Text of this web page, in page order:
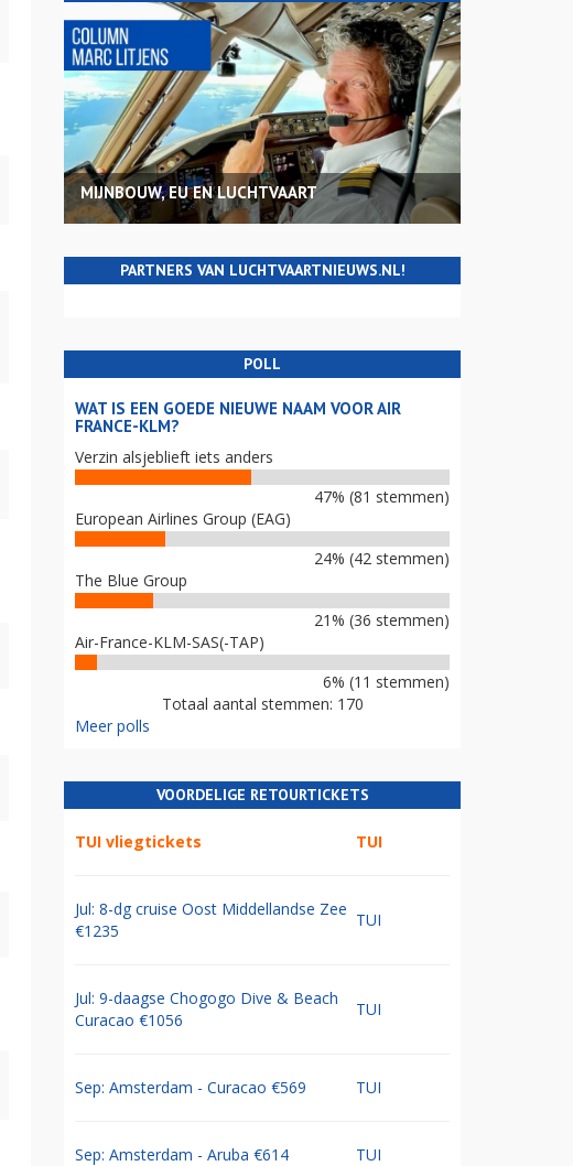
MIJNBOUW, EU EN LUCHTVAART
PARTNERS VAN LUCHTVAARTNIEUWS.NL!
POLL
WAT IS EEN GOEDE NIEUWE NAAM VOOR AIR
FRANCE-KLM?
Verzin alsjeblieft iets anders
47% (81 stemmen)
European Airlines Group (EAG)
24% (42 stemmen)
The Blue Group
21% (36 stemmen)
Air-France-KLM-SAS(-TAP)
6% (11 stemmen)
Totaal aantal stemmen: 170
Meer polls
VOORDELIGE RETOURTICKETS
TUI vliegtickets TUI
Jul: 8-dg cruise Oost Middellandse Zee
€1235
TUI
Jul: 9-daagse Chogogo Dive & Beach
Curacao €1056
TUI
Sep: Amsterdam - Curacao €569 TUI
Sep: Amsterdam - Aruba €614 TUI